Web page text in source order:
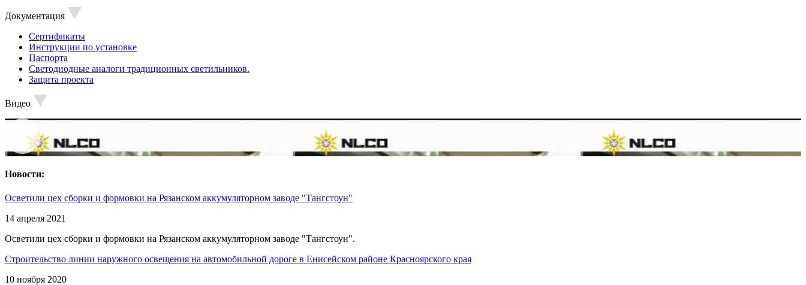
Документация
Сертификаты
Инструкции по установке
Паспорта
Светодиодные аналоги традиционных светильников.
Защита проекта
Видео
Новости:
Осветили цех сборки и формовки на Рязанском аккумуляторном заводе "Тангстоун"
14 апреля 2021
Осветили цех сборки и формовки на Рязанском аккумуляторном заводе "Тангстоун".
Строительство линии наружного освещения на автомобильной дороге в Енисейском районе Красноярского края
10 ноября 2020